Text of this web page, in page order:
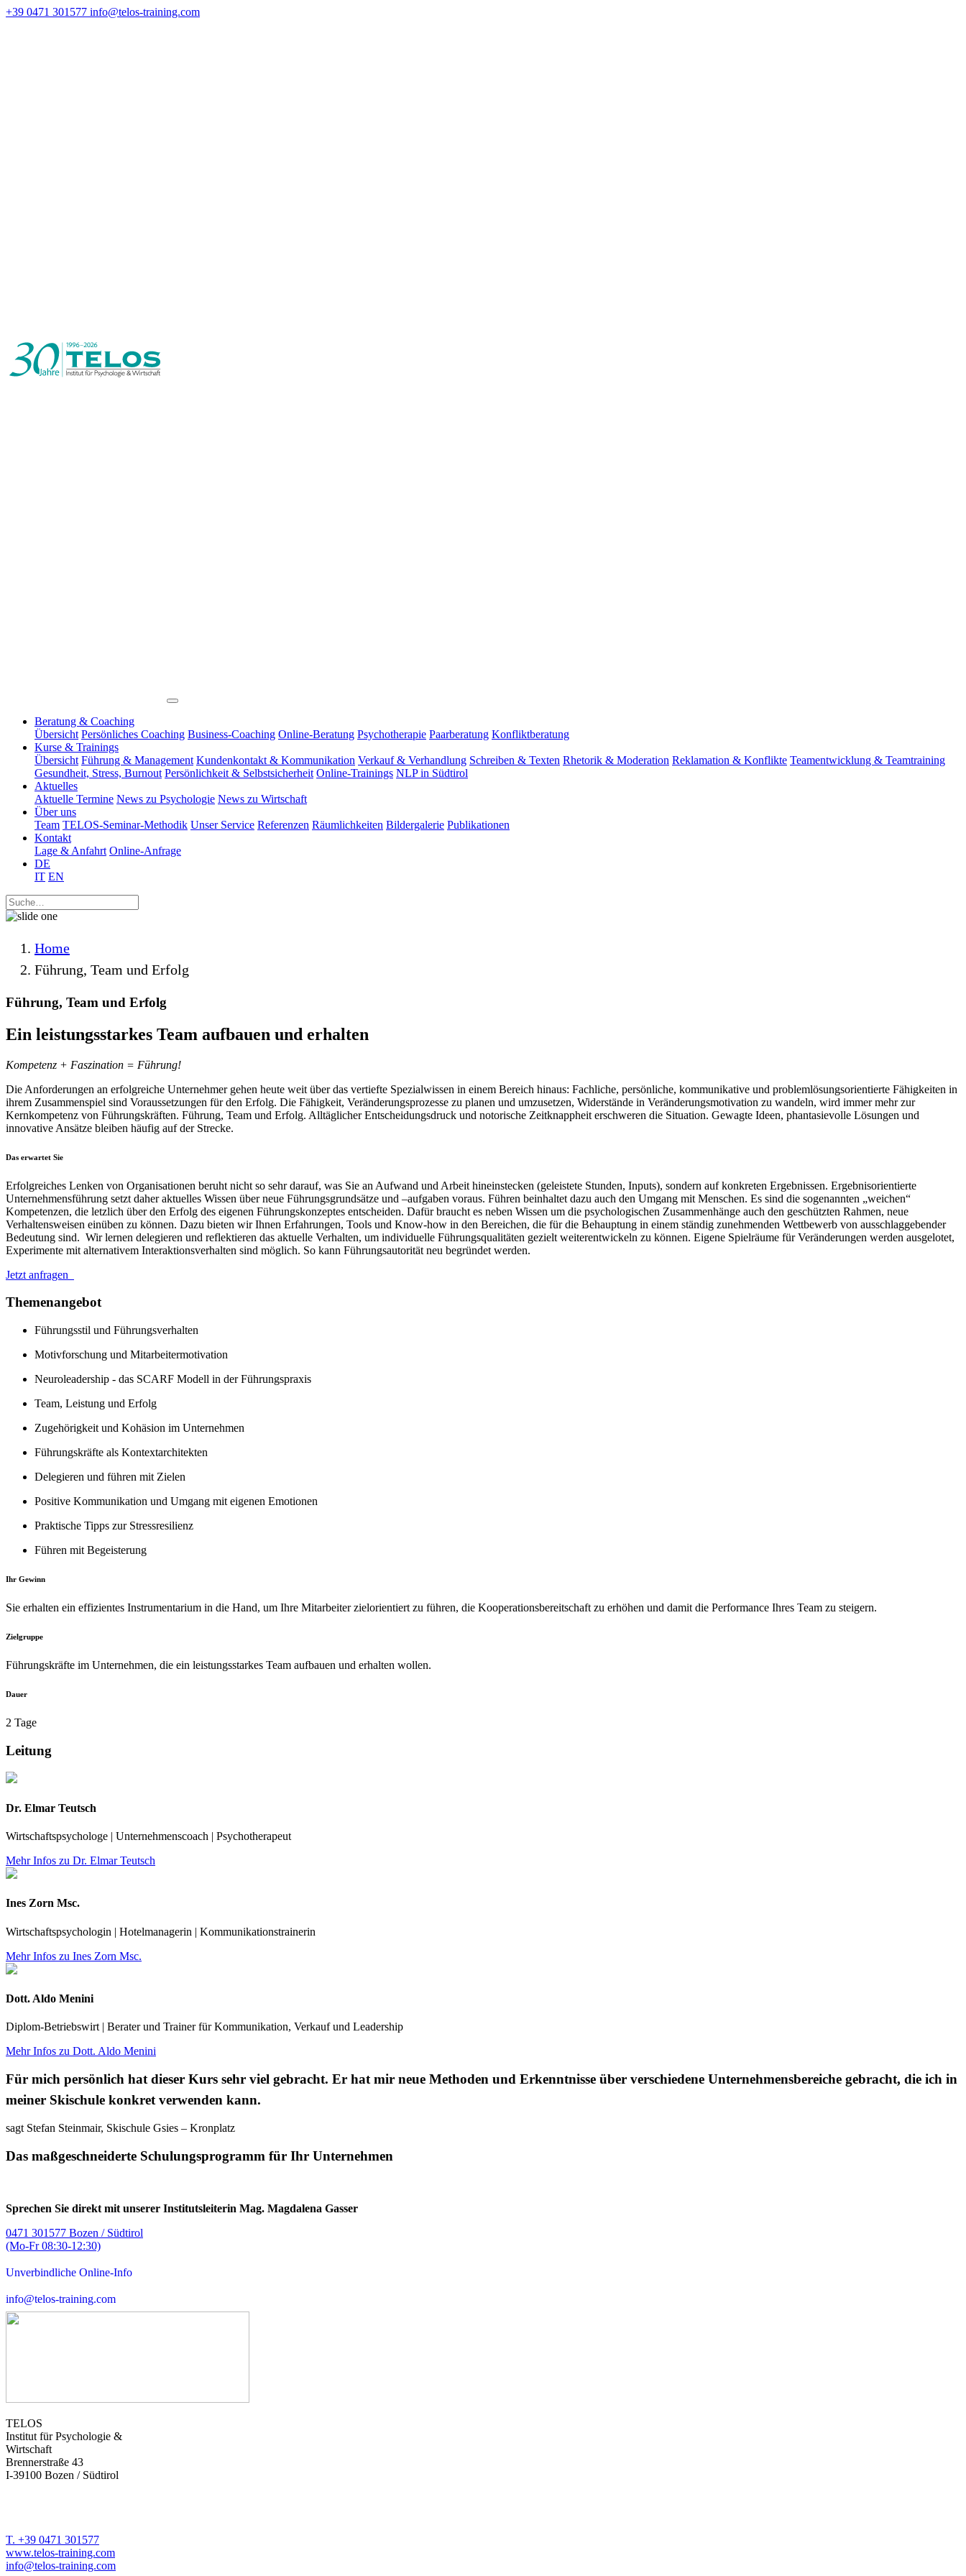
+39 0471 301577 info@telos-training.com
Beratung & Coaching
Übersicht Persönliches Coaching Business-Coaching Online-Beratung Psychotherapie Paarberatung Konfliktberatung
Kurse & Trainings
Übersicht Führung & Management Kundenkontakt & Kommunikation Verkauf & Verhandlung Schreiben & Texten Rhetorik & Moderation Reklamation & Konflikte Teamentwicklung & Teamtraining
Gesundheit, Stress, Burnout Persönlichkeit & Selbstsicherheit Online-Trainings NLP in Südtirol
Aktuelles
Aktuelle Termine News zu Psychologie News zu Wirtschaft
Über uns
Team TELOS-Seminar-Methodik Unser Service Referenzen Räumlichkeiten Bildergalerie Publikationen
Kontakt
Lage & Anfahrt Online-Anfrage
DE
IT EN
Home
Führung, Team und Erfolg
Führung, Team und Erfolg
Ein leistungsstarkes Team aufbauen und erhalten
Kompetenz + Faszination = Führung!
Die Anforderungen an erfolgreiche Unternehmer gehen heute weit über das vertiefte Spezialwissen in einem Bereich hinaus: Fachliche, persönliche, kommunikative und problemlösungsorientierte Fähigkeiten in
ihrem Zusammenspiel sind Voraussetzungen für den Erfolg. Die Fähigkeit, Veränderungsprozesse zu planen und umzusetzen, Widerstände in Veränderungsmotivation zu wandeln, wird immer mehr zur
Kernkompetenz von Führungskräften. Führung, Team und Erfolg. Alltäglicher Entscheidungsdruck und notorische Zeitknappheit erschweren die Situation. Gewagte Ideen, phantasievolle Lösungen und
innovative Ansätze bleiben häufig auf der Strecke.
Das erwartet Sie
Erfolgreiches Lenken von Organisationen beruht nicht so sehr darauf, was Sie an Aufwand und Arbeit hineinstecken (geleistete Stunden, Inputs), sondern auf konkreten Ergebnissen. Ergebnisorientierte
Unternehmensführung setzt daher aktuelles Wissen über neue Führungsgrundsätze und –aufgaben voraus. Führen beinhaltet dazu auch den Umgang mit Menschen. Es sind die sogenannten „weichen“
Kompetenzen, die letzlich über den Erfolg des eigenen Führungskonzeptes entscheiden. Dafür braucht es neben Wissen um die psychologischen Zusammenhänge auch den geschützten Rahmen, neue
Verhaltensweisen einüben zu können. Dazu bieten wir Ihnen Erfahrungen, Tools und Know-how in den Bereichen, die für die Behauptung in einem ständig zunehmenden Wettbewerb von ausschlaggebender
Bedeutung sind. Wir lernen delegieren und reflektieren das aktuelle Verhalten, um individuelle Führungsqualitäten gezielt weiterentwickeln zu können. Eigene Spielräume für Veränderungen werden ausgelotet,
Experimente mit alternativem Interaktionsverhalten sind möglich. So kann Führungsautorität neu begründet werden.
Jetzt anfragen
Themenangebot
Führungsstil und Führungsverhalten
Motivforschung und Mitarbeitermotivation
Neuroleadership - das SCARF Modell in der Führungspraxis
Team, Leistung und Erfolg
Zugehörigkeit und Kohäsion im Unternehmen
Führungskräfte als Kontextarchitekten
Delegieren und führen mit Zielen
Positive Kommunikation und Umgang mit eigenen Emotionen
Praktische Tipps zur Stressresilienz
Führen mit Begeisterung
Ihr Gewinn
Sie erhalten ein effizientes Instrumentarium in die Hand, um Ihre Mitarbeiter zielorientiert zu führen, die Kooperationsbereitschaft zu erhöhen und damit die Performance Ihres Team zu steigern.
Zielgruppe
Führungskräfte im Unternehmen, die ein leistungsstarkes Team aufbauen und erhalten wollen.
Dauer
2 Tage
Leitung
Dr. Elmar Teutsch
Wirtschaftspsychologe | Unternehmenscoach | Psychotherapeut
Mehr Infos zu Dr. Elmar Teutsch
Ines Zorn Msc.
Wirtschaftspsychologin | Hotelmanagerin | Kommunikationstrainerin
Mehr Infos zu Ines Zorn Msc.
Dott. Aldo Menini
Diplom-Betriebswirt | Berater und Trainer für Kommunikation, Verkauf und Leadership
Mehr Infos zu Dott. Aldo Menini
Für mich persönlich hat dieser Kurs sehr viel gebracht. Er hat mir neue Methoden und Erkenntnisse über verschiedene Unternehmensbereiche gebracht, die ich in
meiner Skischule konkret verwenden kann.
sagt Stefan Steinmair, Skischule Gsies – Kronplatz
Das maßgeschneiderte Schulungsprogramm für Ihr Unternehmen
Sprechen Sie direkt mit unserer Institutsleiterin Mag. Magdalena Gasser
0471 301577 Bozen / Südtirol
(Mo-Fr 08:30-12:30)
Unverbindliche Online-Info
info@telos-training.com
TELOS
Institut für Psychologie &
Wirtschaft
Brennerstraße 43
I-39100 Bozen / Südtirol
T. +39 0471 301577
www.telos-training.com
info@telos-training.com